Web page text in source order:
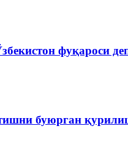
фуқароси
буюрган